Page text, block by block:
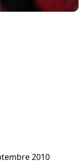
2010